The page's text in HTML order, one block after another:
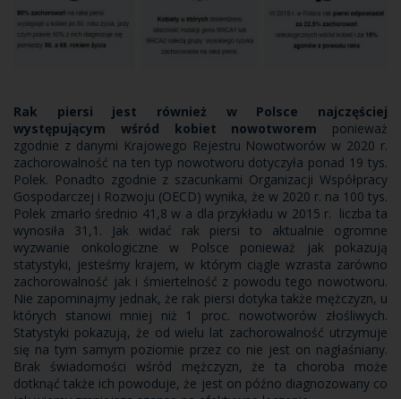
Rak piersi jest również w Polsce najczęściej
występującym wśród kobiet nowotworem ponieważ
zgodnie z danymi Krajowego Rejestru Nowotworów w 2020 r.
zachorowalność na ten typ nowotworu dotyczyła ponad 19 tys.
Polek. Ponadto zgodnie z szacunkami Organizacji Współpracy
Gospodarczej i Rozwoju (OECD) wynika, że w 2020 r. na 100 tys.
Polek zmarło średnio 41,8 w a dla przykładu w 2015 r. liczba ta
wynosiła 31,1. Jak widać rak piersi to aktualnie ogromne
wyzwanie onkologiczne w Polsce ponieważ jak pokazują
statystyki, jesteśmy krajem, w którym ciągle wzrasta zarówno
zachorowalność jak i śmiertelność z powodu tego nowotworu.
Nie zapominajmy jednak, że rak piersi dotyka także mężczyzn, u
których stanowi mniej niż 1 proc. nowotworów złośliwych.
Statystyki pokazują, że od wielu lat zachorowalność utrzymuje
się na tym samym poziomie przez co nie jest on nagłaśniany.
Brak świadomości wśród mężczyzn, że ta choroba może
dotknąć także ich powoduje, że jest on późno diagnozowany co